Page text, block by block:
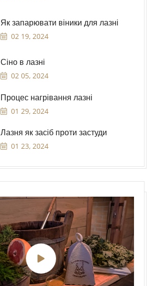
Як запарювати віники для лазні
02 19, 2024
Сіно в лазні
02 05, 2024
Процес нагрівання лазні
01 29, 2024
Лазня як засіб проти застуди
01 23, 2024